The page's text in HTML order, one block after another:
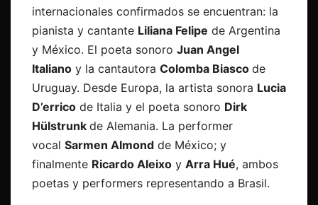
internacionales confirmados se encuentran: la
pianista y cantante Liliana Felipe de Argentina
y México. El poeta sonoro Juan Angel
Italiano y la cantautora Colomba Biasco de
Uruguay. Desde Europa, la artista sonora Lucia
D’errico de Italia y el poeta sonoro Dirk
Hülstrunk de Alemania. La performer
vocal Sarmen Almond de México; y
finalmente Ricardo Aleixo y Arra Hué, ambos
poetas y performers representando a Brasil.